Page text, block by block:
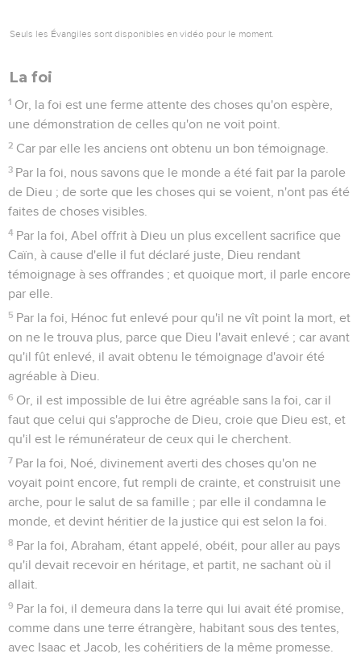
Seuls les Évangiles sont disponibles en vidéo pour le moment.
La foi
1 Or, la foi est une ferme attente des choses qu'on espère,
une démonstration de celles qu'on ne voit point.
2 Car par elle les anciens ont obtenu un bon témoignage.
3 Par la foi, nous savons que le monde a été fait par la parole
de Dieu ; de sorte que les choses qui se voient, n'ont pas été
faites de choses visibles.
4 Par la foi, Abel offrit à Dieu un plus excellent sacrifice que
Caïn, à cause d'elle il fut déclaré juste, Dieu rendant
témoignage à ses offrandes ; et quoique mort, il parle encore
par elle.
5 Par la foi, Hénoc fut enlevé pour qu'il ne vît point la mort, et
on ne le trouva plus, parce que Dieu l'avait enlevé ; car avant
qu'il fût enlevé, il avait obtenu le témoignage d'avoir été
agréable à Dieu.
6 Or, il est impossible de lui être agréable sans la foi, car il
faut que celui qui s'approche de Dieu, croie que Dieu est, et
qu'il est le rémunérateur de ceux qui le cherchent.
7 Par la foi, Noé, divinement averti des choses qu'on ne
voyait point encore, fut rempli de crainte, et construisit une
arche, pour le salut de sa famille ; par elle il condamna le
monde, et devint héritier de la justice qui est selon la foi.
8 Par la foi, Abraham, étant appelé, obéit, pour aller au pays
qu'il devait recevoir en héritage, et partit, ne sachant où il
allait.
9 Par la foi, il demeura dans la terre qui lui avait été promise,
comme dans une terre étrangère, habitant sous des tentes,
avec Isaac et Jacob, les cohéritiers de la même promesse.